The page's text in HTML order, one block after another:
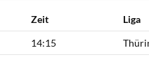
Zeit Liga
14:15